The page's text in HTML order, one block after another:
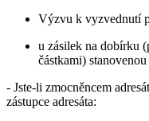
Výzvu k vyzvednutí
u zásilek na dobírku
částkami)
- Jste-li zmocněncem
zástupce adresáta: